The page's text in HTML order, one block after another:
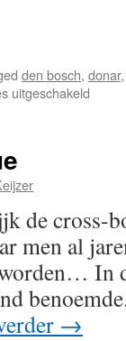
den bosch, donar
uitgeschakeld
de
NL
play-
offs
de cross-
men al
In
→